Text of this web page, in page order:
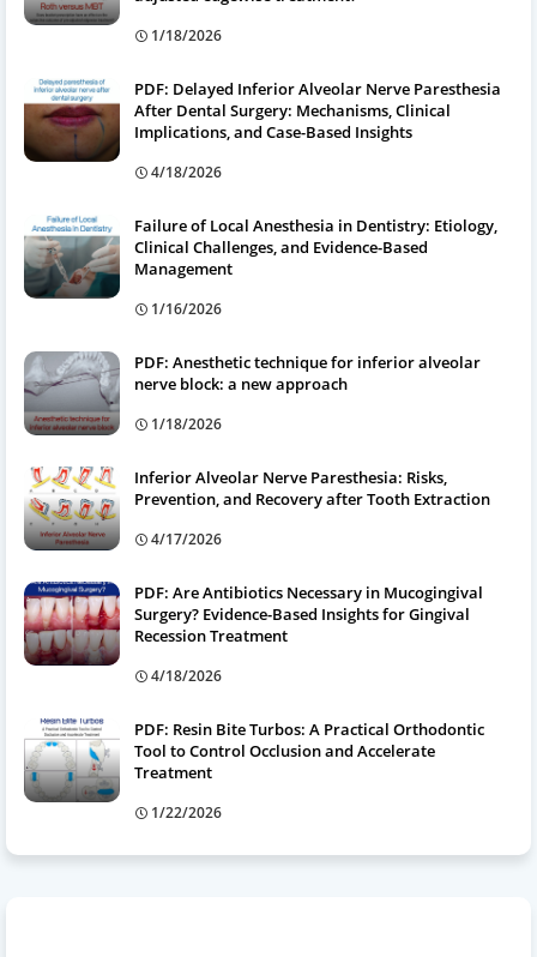
1/18/2026
PDF: Delayed Inferior Alveolar Nerve Paresthesia
After Dental Surgery: Mechanisms, Clinical
Implications, and Case-Based Insights
4/18/2026
Failure of Local Anesthesia in Dentistry: Etiology,
Clinical Challenges, and Evidence-Based
Management
1/16/2026
PDF: Anesthetic technique for inferior alveolar
nerve block: a new approach
1/18/2026
Inferior Alveolar Nerve Paresthesia: Risks,
Prevention, and Recovery after Tooth Extraction
4/17/2026
PDF: Are Antibiotics Necessary in Mucogingival
Surgery? Evidence-Based Insights for Gingival
Recession Treatment
4/18/2026
PDF: Resin Bite Turbos: A Practical Orthodontic
Tool to Control Occlusion and Accelerate
Treatment
1/22/2026